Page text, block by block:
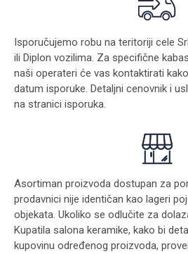
Isporučujemo robu na teritoriji cele
ili Diplon vozilima. Za specifične
naši operateri će vas kontaktirati
datum isporuke. Detaljni cenovnik i
na stranici isporuka.
Asortiman proizvoda dostupan za
prodavnici nije identičan kao lageri
objekata. Ukoliko se odlučite za
Kupatila salona keramike, kako bi
kupovinu određenog proizvoda,